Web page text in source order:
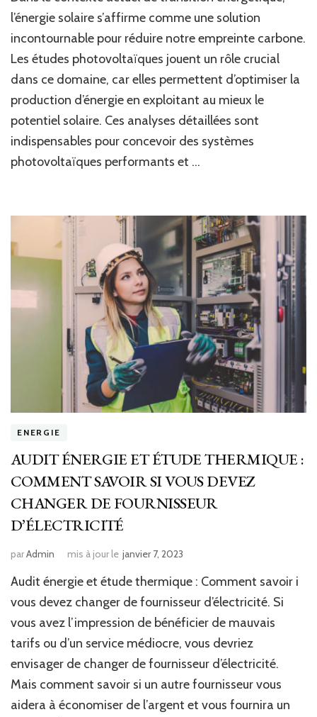
l’énergie solaire s’affirme comme une solution
incontournable pour réduire notre empreinte carbone.
Les études photovoltaïques jouent un rôle crucial
dans ce domaine, car elles permettent d’optimiser la
production d’énergie en exploitant au mieux le
potentiel solaire. Ces analyses détaillées sont
indispensables pour concevoir des systèmes
photovoltaïques performants et …
ENERGIE
AUDIT ÉNERGIE ET ÉTUDE THERMIQUE :
COMMENT SAVOIR SI VOUS DEVEZ
CHANGER DE FOURNISSEUR
D’ÉLECTRICITÉ
parAdmin mis à jour le janvier 7, 2023
Audit énergie et étude thermique : Comment savoir i
vous devez changer de fournisseur d’électricité. Si
vous avez l’impression de bénéficier de mauvais
tarifs ou d’un service médiocre, vous devriez
envisager de changer de fournisseur d’électricité.
Mais comment savoir si un autre fournisseur vous
aidera à économiser de l’argent et vous fournira un